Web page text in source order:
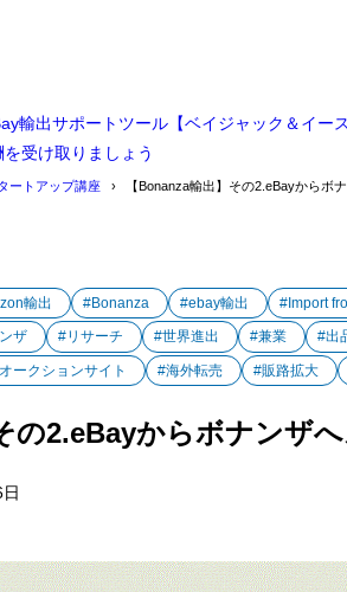
輸出サポートツール【ベイジャック＆イー
受け取りましょう
ートアップ講座 【Bonanza輸出】その2.eBayからボ
輸出 #Bonanza #ebay輸出 #Import
ザ #リサーチ #世界進出 #兼業 #出
ークションサイト #海外転売 #販路拡大
の2.eBayからボナンザ